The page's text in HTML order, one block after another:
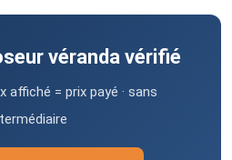
véranda vérifié
affiché = prix payé · sans